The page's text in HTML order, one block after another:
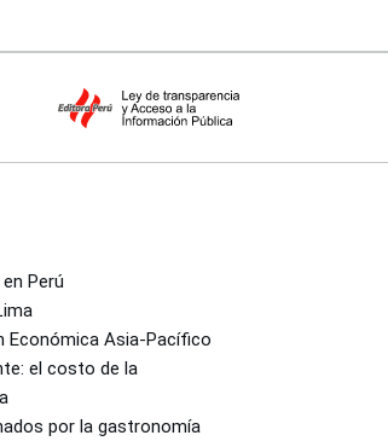
Perú
Económica Asia-Pacífico
el costo de la
por la gastronomía